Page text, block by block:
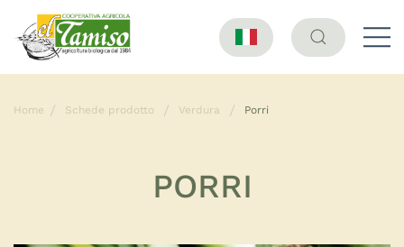
Home Schede prodotto Verdura Porri
PORRI